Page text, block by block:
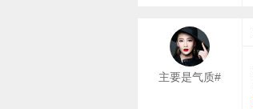
主要是气质#